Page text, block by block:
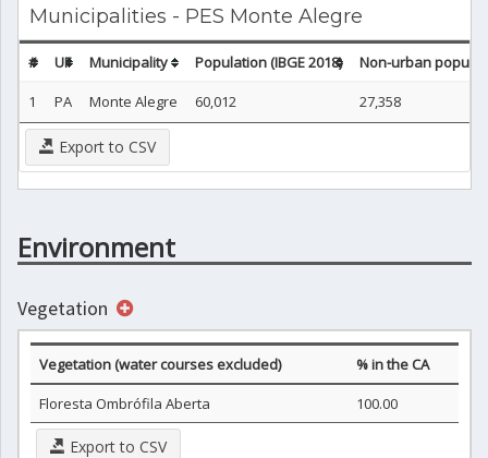
Municipalities - PES Monte Alegre
# UF Municipality Population (IBGE 2018)
Non-urban
1
PA Monte Alegre 60,012 27,358
Export to CSV
Environment
Vegetation
Vegetation (water courses excluded)
% in the CA
Floresta Ombrófila Aberta
100.00
Export to CSV